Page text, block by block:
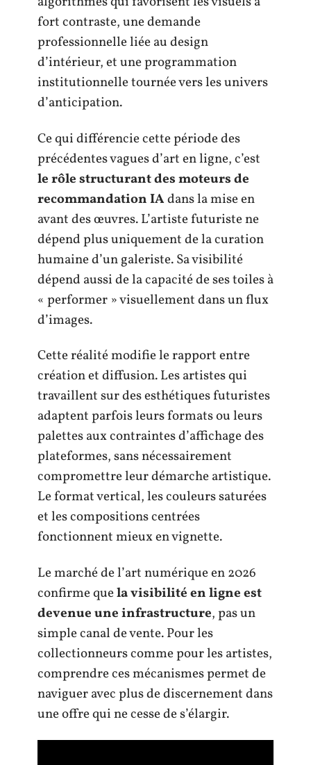
fort contraste, une demande
professionnelle liée au design
d’intérieur, et une programmation
institutionnelle tournée vers les univers
d’anticipation.
Ce qui différencie cette période des
précédentes vagues d’art en ligne, c’est
le rôle structurant des moteurs de
recommandation IAdans la mise en
avant des œuvres. L’artiste futuriste ne
dépend plus uniquement de la curation
humaine d’un galeriste. Sa visibilité
dépend aussi de la capacité de ses toiles à
« performer » visuellement dans un flux
d’images.
Cette réalité modifie le rapport entre
création et diffusion. Les artistes qui
travaillent sur des esthétiques futuristes
adaptent parfois leurs formats ou leurs
palettes aux contraintes d’affichage des
plateformes, sans nécessairement
compromettre leur démarche artistique.
Le format vertical, les couleurs saturées
et les compositions centrées
fonctionnent mieux en vignette.
Le marché de l’art numérique en 2026
confirme quela visibilité en ligne est
devenue une infrastructure, pas un
simple canal de vente. Pour les
collectionneurs comme pour les artistes,
comprendre ces mécanismes permet de
naviguer avec plus de discernement dans
une offre qui ne cesse de s’élargir.